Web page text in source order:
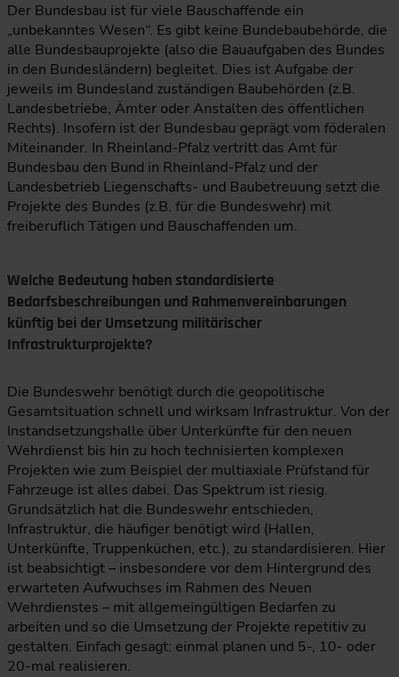
Der Bundesbau ist für viele Bauschaffende ein
„unbekanntes Wesen“. Es gibt keine Bundebaubehörde, die
alle Bundesbauprojekte (also die Bauaufgaben des Bundes
in den Bundesländern) begleitet. Dies ist Aufgabe der
jeweils im Bundesland zuständigen Baubehörden (z.B.
Landesbetriebe, Ämter oder Anstalten des öffentlichen
Rechts). Insofern ist der Bundesbau geprägt vom föderalen
Miteinander. In Rheinland-Pfalz vertritt das Amt für
Bundesbau den Bund in Rheinland-Pfalz und der
Landesbetrieb Liegenschafts- und Baubetreuung setzt die
Projekte des Bundes (z.B. für die Bundeswehr) mit
freiberuflich Tätigen und Bauschaffenden um.
Welche Bedeutung haben standardisierte
Bedarfsbeschreibungen und Rahmenvereinbarungen
künftig bei der Umsetzung militärischer
Infrastrukturprojekte?
Die Bundeswehr benötigt durch die geopolitische
Gesamtsituation schnell und wirksam Infrastruktur. Von der
Instandsetzungshalle über Unterkünfte für den neuen
Wehrdienst bis hin zu hoch technisierten komplexen
Projekten wie zum Beispiel der multiaxiale Prüfstand für
Fahrzeuge ist alles dabei. Das Spektrum ist riesig.
Grundsätzlich hat die Bundeswehr entschieden,
Infrastruktur, die häufiger benötigt wird (Hallen,
Unterkünfte, Truppenküchen, etc.), zu standardisieren. Hier
ist beabsichtigt – insbesondere vor dem Hintergrund des
erwarteten Aufwuchses im Rahmen des Neuen
Wehrdienstes – mit allgemeingültigen Bedarfen zu
arbeiten und so die Umsetzung der Projekte repetitiv zu
gestalten. Einfach gesagt: einmal planen und 5-, 10- oder
20-mal realisieren.